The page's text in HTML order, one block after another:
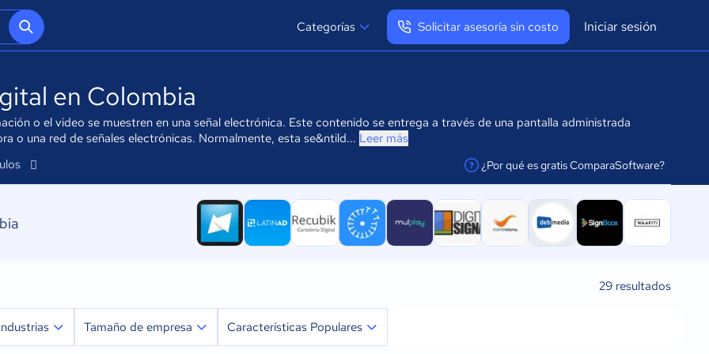
Categorías Solicitar asesoría sin costo Iniciar sesión
Cerrar sesión
en Colombia
o el video se muestren en una señal electrónica. Este contenido se entrega a través de una pantalla administrada
o una red de señales electrónicas. Normalmente, esta se&ntild... Leer más
¿Por qué es gratis ComparaSoftware?
facilitar la conexión
29 resultados
Tamaño de empresa Características Populares